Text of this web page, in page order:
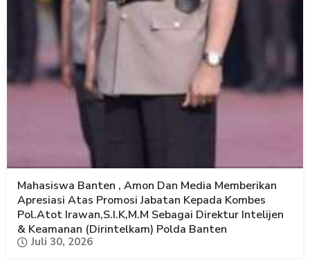
Mahasiswa Banten , Amon Dan Media Memberikan
Apresiasi Atas Promosi Jabatan Kepada Kombes
Pol.Atot Irawan,S.I.K,M.M Sebagai Direktur Intelijen
& Keamanan (Dirintelkam) Polda Banten
Juli 30, 2026